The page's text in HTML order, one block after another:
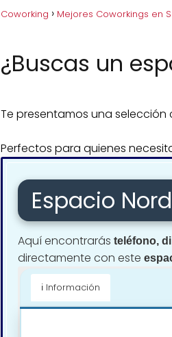
Coworking Mejores Coworkings en
¿Buscas un
Te presentamos una
Perfectos para quienes
Espacio
Aquí encontrarás teléfono,
directamente con este
ℹ️ Información